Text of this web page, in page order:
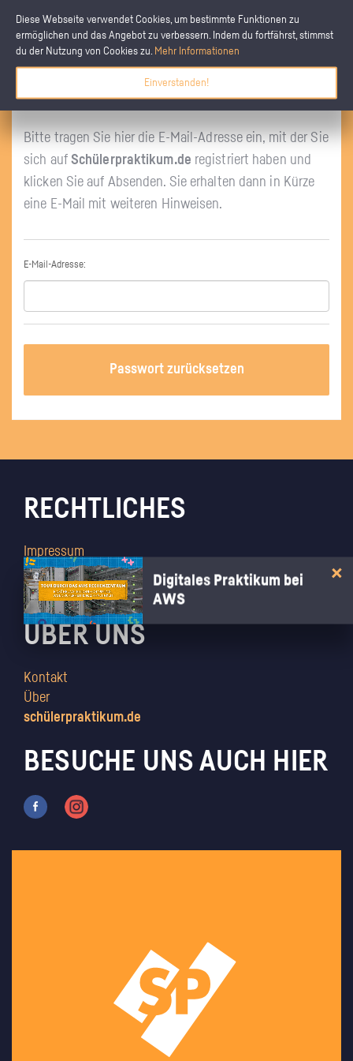
Diese Webseite verwendet Cookies, um bestimmte Funktionen zu
ermöglichen und das Angebot zu verbessern. Indem du fortfährst, stimmst
du der Nutzung von Cookies zu. Mehr Informationen
Einverstanden!
Haben Sie Ihr Passwort vergessen?
Bitte tragen Sie hier die E-Mail-Adresse ein, mit der Sie
sich auf Schülerpraktikum.de registriert haben und
klicken Sie auf Absenden. Sie erhalten dann in Kürze
eine E-Mail mit weiteren Hinweisen.
E-Mail-Adresse:
Passwort zurücksetzen
Digitales Praktikum bei
AWS
RECHTLICHES
Impressum
AGB
Datenschutz
ÜBER UNS
Kontakt
Über
schülerpraktikum.de
BESUCHE UNS AUCH HIER